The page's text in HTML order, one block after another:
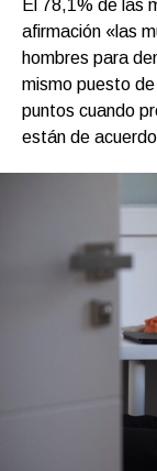
El 78,1% de las
afirmación «las
hombres para
mismo puesto
puntos cuando
están de